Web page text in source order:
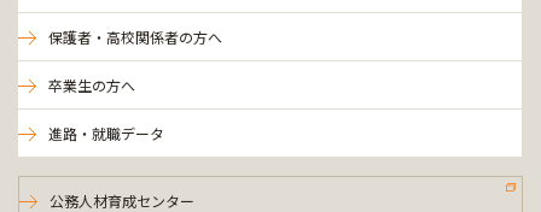
保護者・高校関係者の方へ
卒業生の方へ
進路・就職データ
公務人材育成センター